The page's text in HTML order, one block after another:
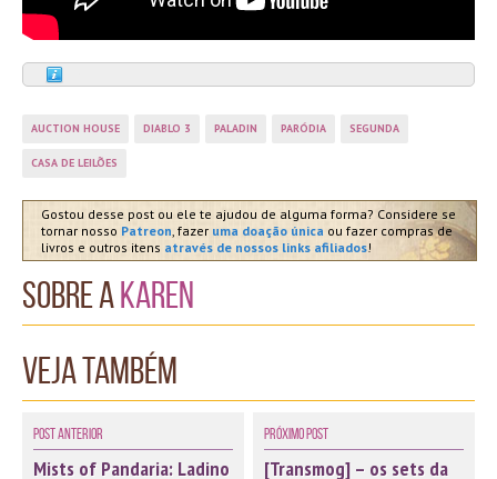
AUCTION HOUSE DIABLO 3 PALADIN PARÓDIA SEGUNDA
CASA DE LEILÕES
Gostou desse post ou ele te ajudou de alguma forma? Considere se
tornar nosso Patreon, fazer uma doação única ou fazer compras de
livros e outros itens através de nossos links afiliados!
Sobre aKaren
Veja também
Post Anterior
Mists of Pandaria: Ladino
Próximo Post
[Transmog] – os sets da